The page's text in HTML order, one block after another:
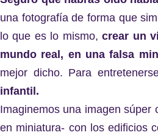
una fotografía de forma que
lo que es lo mismo,crear un
mundo real, en una falsa
mejor dicho. Para
infantil.
Imaginemos una imagen súper
en miniatura- con los edificios